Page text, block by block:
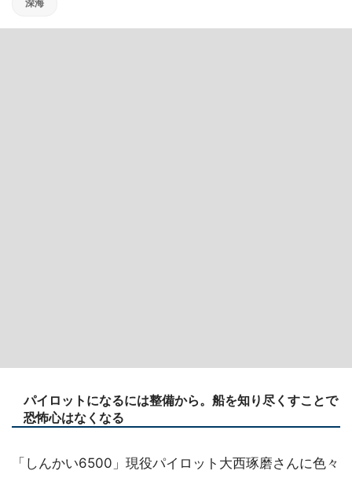
深海
パイロットになるには整備から。船を知り尽くすことで
恐怖心はなくなる
「しんかい6500」現役パイロット大西琢磨さんに色々